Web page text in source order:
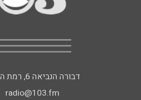
דבורה הנביאה 6, רמת השרון
radio@103.fm